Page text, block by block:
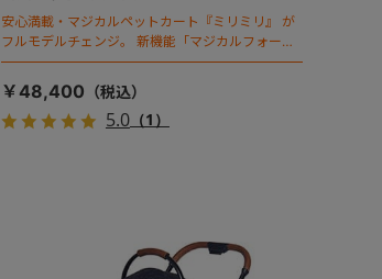
安心満載・マジカルペットカート『ミリミリ』 が
フルモデルチェンジ。 新機能「マジカルフォール
ディング」搭載
￥48,400
5.0（1）